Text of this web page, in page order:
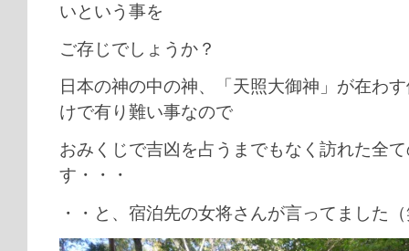
いという事を
ご存じでしょうか？
日本の神の中の神、「天照大御神」が在わ
けで有り難い事なので
おみくじで吉凶を占うまでもなく訪れた全て
す・・・
・・と、宿泊先の女将さんが言ってました